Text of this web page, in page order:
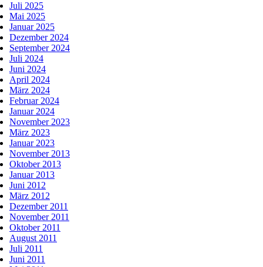
Juli 2025
Mai 2025
Januar 2025
Dezember 2024
September 2024
Juli 2024
Juni 2024
April 2024
März 2024
Februar 2024
Januar 2024
November 2023
März 2023
Januar 2023
November 2013
Oktober 2013
Januar 2013
Juni 2012
März 2012
Dezember 2011
November 2011
Oktober 2011
August 2011
Juli 2011
Juni 2011